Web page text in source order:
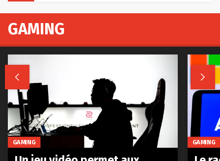
GAMING
 
GAMING GAMING